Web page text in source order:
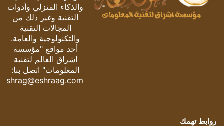
والذكاء المنزلي وأدوات
التقنية وغير ذلك من
المجالات التقنية
والتكنولوجية والعامة.
أحد مواقع "مؤسسة
اشراق العالم لتقنية
المعلومات" اتصل بنا:
eshrag@eshraag.com
روابط تهمك